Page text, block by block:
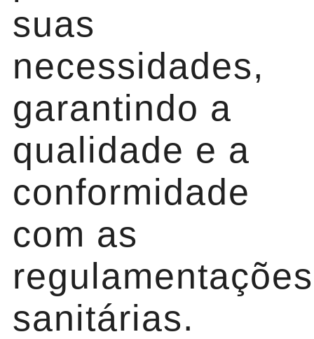
suas
necessidades,
garantindo a
qualidade e a
conformidade
com as
regulamentações
sanitárias.